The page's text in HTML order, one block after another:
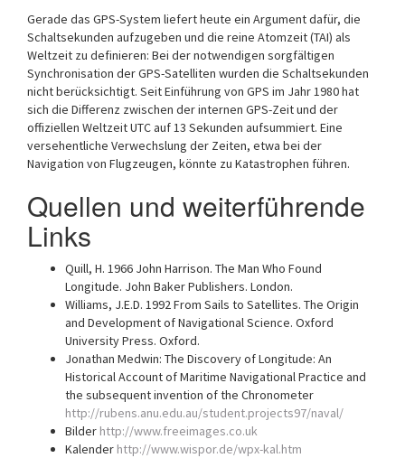
Gerade das GPS-System liefert heute ein Argument dafür, die
Schaltsekunden aufzugeben und die reine Atomzeit (TAI) als
Weltzeit zu definieren: Bei der notwendigen sorgfältigen
Synchronisation der GPS-Satelliten wurden die Schaltsekunden
nicht berücksichtigt. Seit Einführung von GPS im Jahr 1980 hat
sich die Differenz zwischen der internen GPS-Zeit und der
offiziellen Weltzeit UTC auf 13 Sekunden aufsummiert. Eine
versehentliche Verwechslung der Zeiten, etwa bei der
Navigation von Flugzeugen, könnte zu Katastrophen führen.
Quellen und weiterführende
Links
Quill, H. 1966 John Harrison. The Man Who Found
Longitude. John Baker Publishers. London.
Williams, J.E.D. 1992 From Sails to Satellites. The Origin
and Development of Navigational Science. Oxford
University Press. Oxford.
Jonathan Medwin: The Discovery of Longitude: An
Historical Account of Maritime Navigational Practice and
the subsequent invention of the Chronometer
http://rubens.anu.edu.au/student.projects97/naval/
Bilder http://www.freeimages.co.uk
Kalender http://www.wispor.de/wpx-kal.htm